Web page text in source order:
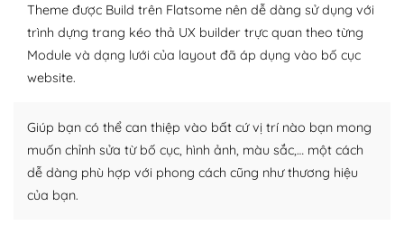
– Đa dạng plugin và themes
Plugin mở rộng là thành phần cài đặt thêm vào
WordPress để tăng thêm các tính năng cần thiết. Có
Nhờ lượng người dùng đông đảo, thư viện themes và
plugin của WordPress rất phong phú. Bạn có thể thỏa
thích chọn lựa plugin và themes phù hợp cho mục đích
Theme được Build trên Flatsome nên dễ dàng sử dụng với
trình dựng trang kéo thả UX builder trực quan theo từng
Module và dạng lưới của layout đã áp dụng vào bố cục
website.
Giúp bạn có thể can thiệp vào bất cứ vị trí nào bạn mong
muốn chỉnh sửa từ bố cục, hình ảnh, màu sắc,… một cách
dễ dàng phù hợp với phong cách cũng như thương hiệu
của bạn.